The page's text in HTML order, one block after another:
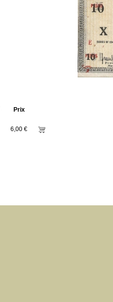
Prix
6,00 €